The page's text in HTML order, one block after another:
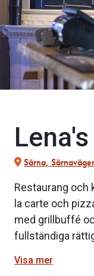
Särna,
Restaurang och
la carte och
med grillbuffé
fullständiga
Visa mer